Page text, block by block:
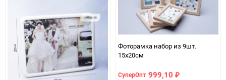
Фоторамка набор из 9шт.
15х20см
СуперОпт 999,10 ₽